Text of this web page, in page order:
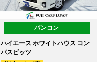
バンコン
ハイエース ホワイトハウス コン
パスビッツ